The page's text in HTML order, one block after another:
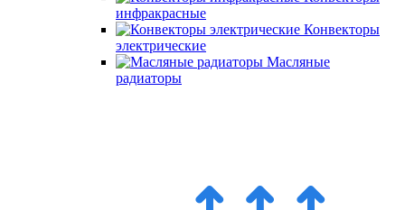
инфракрасные
Конвекторы
электрические
Масляные
радиаторы